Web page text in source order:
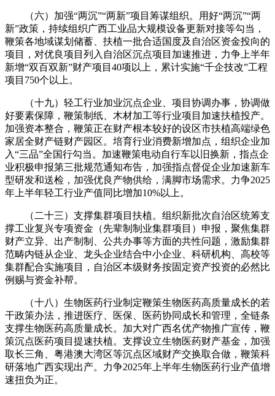
（六）加强“两沉”“两新”项目筹谋组织。用好“两沉”“两
新”政策，持续组织广西工业品大规模设备更新对接等勾当，
鞭策各地域谋划储蓄、扶植一批合适国度及自治区资金投向的
项目，对优良项目列入自治区沉点项目加速推进，力争上半年
新增“双百双新”财产项目40项以上，累计实施“千企技改”工程
项目750个以上。
（十九）轻工行业加业沉点企业、项目协调办事，协调做
好要素保障，鞭策制纸、木材加工等行业项目加速扶植投产。
加强资本整合，鞭策正在财产根本较好的设区市扶植高端绿色
家居全财产链财产园区。培育行业消费新增加点，组织企业加
入“三品”全国行勾当。加速鞭策电动自行车以旧换新，指点企
业积极申报第三批规范通知布告，加强指点督促企业加速新车
型研发和送检，加强优良产物供给，满脚市场需求。力争2025
年上半年轻工行业产值同比增加10%以上。
（二十三）支撑集群项目扶植。组织新批次自治区统筹支
撑工业复兴专项资金（先辈制制业集群项目）申报，聚焦集群
财产立异、出产制制、公共办事等方面的共性问题，激励集群
范畴内链从企业、龙头企业结合中小企业、科研机构、高校等
集群配合实施项目，自治区本级财务按固定资产投资的必然比
例赐与资金补帮。
（十八）生物医药行业制定鞭策生物医药高质量成长的若
干政策办法，推进医疗、医保、医药协同成长和管理，全链条
支撑生物医药高质量成长。加大对广西名优产物推广宣传，鞭
策沉点医药项目提速扶植。支撑设立生物医药财产基金，加强
取长三角、粤港澳大湾区等沉点区域财产交换取合做，鞭策科
研落地广西实现出产。力争2025年上半年生物医药行业产值增
速扭负为正。